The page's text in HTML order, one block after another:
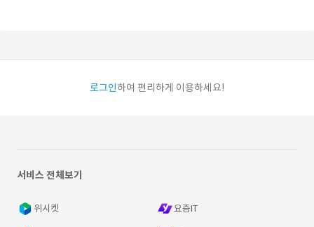
로그인하여 편리하게 이용하세요!
서비스 전체보기
위시켓 요즘IT